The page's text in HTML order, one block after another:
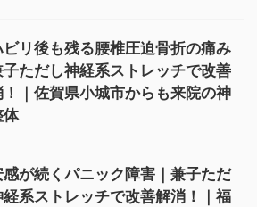
ビリ後も残る腰椎圧迫骨折の痛み
子ただし神経系ストレッチで改善
！｜佐賀県小城市からも来院の神
体
感が続くパニック障害｜兼子ただ
経系ストレッチで改善解消！｜福